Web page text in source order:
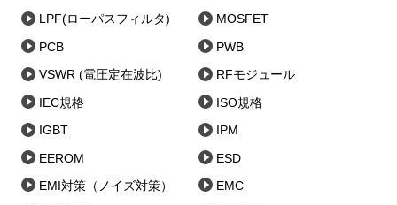
LPF(ローパスフィルタ) MOSFET
PCB PWB
VSWR (電圧定在波比) RFモジュール
IEC規格 ISO規格
IGBT IPM
EEROM ESD
EMI対策（ノイズ対策） EMC